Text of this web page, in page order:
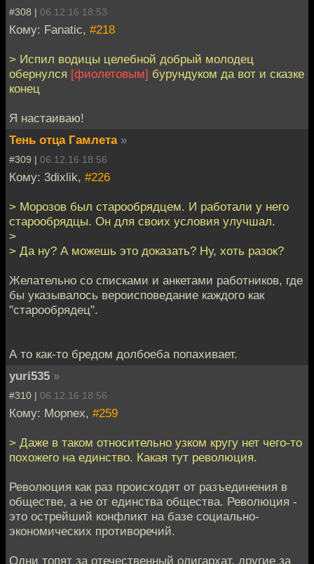
#308 | 06.12.16 18:53
Кому: Fanatic, #218
> Испил водицы целебной добрый молодец
обернулся [фиолетовым] бурундуком да вот и сказке
конец
Я настаиваю!
Тень отца Гамлета »
#309 | 06.12.16 18:56
Кому: 3dixlik, #226
> Морозов был старообрядцем. И работали у него
старообрядцы. Он для своих условия улучшал.
>
> Да ну? А можешь это доказать? Ну, хоть разок?
Желательно со списками и анкетами работников, где
бы указывалось вероисповедание каждого как
"старообрядец".
А то как-то бредом долбоеба попахивает.
yuri535 »
#310 | 06.12.16 18:56
Кому: Mоpnex, #259
> Даже в таком относительно узком кругу нет чего-то
похожего на единство. Какая тут революция.
Революция как раз происходят от разъединения в
обществе, а не от единства общества. Революция -
это острейший конфликт на базе социально-
экономических противоречий.
Одни топят за отечественный олигархат, другие за